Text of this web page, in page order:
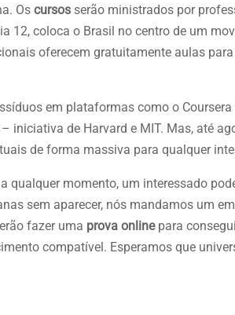
Os cursos serão ministrados por
12, coloca o Brasil no centro de um
oferecem gratuitamente aulas
em plataformas como o
iniciativa de Harvard e MIT. Mas, até
de forma massiva para qualquer
qualquer momento, um interessado
sem aparecer, nós mandamos um
fazer uma prova onlinepara
compatível. Esperamos que